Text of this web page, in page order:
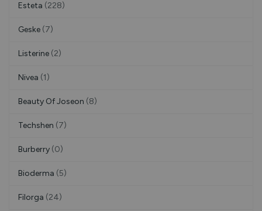
Esteta (228)
Geske (7)
Listerine (2)
Nivea (1)
Beauty Of Joseon (8)
Techshen (7)
Burberry (0)
Bioderma (5)
Filorga (24)